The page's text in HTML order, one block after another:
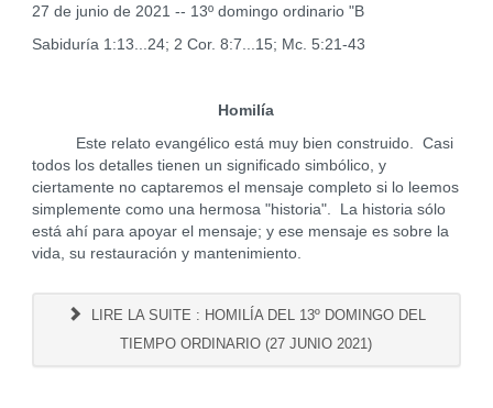
27 de junio de 2021 -- 13º domingo ordinario "B
Sabiduría 1:13...24; 2 Cor. 8:7...15; Mc. 5:21-43
Homilía
Este relato evangélico está muy bien construido. Casi
todos los detalles tienen un significado simbólico, y
ciertamente no captaremos el mensaje completo si lo leemos
simplemente como una hermosa "historia". La historia sólo
está ahí para apoyar el mensaje; y ese mensaje es sobre la
vida, su restauración y mantenimiento.
LIRE LA SUITE : HOMILÍA DEL 13º DOMINGO DEL
TIEMPO ORDINARIO (27 JUNIO 2021)